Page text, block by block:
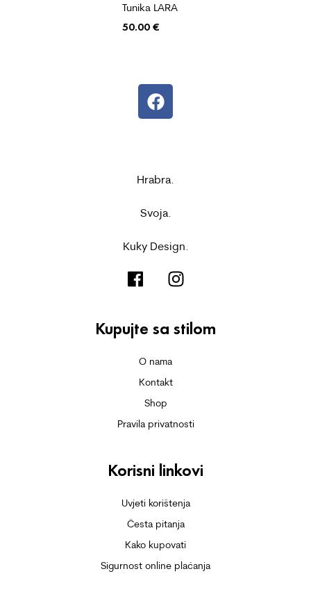
Tunika LARA
50.00 €
Hrabra.
Svoja.
Kuky Design.
Kupujte sa stilom
O nama
Kontakt
Shop
Pravila privatnosti
Korisni linkovi
Uvjeti korištenja
Česta pitanja
Kako kupovati
Sigurnost online plaćanja